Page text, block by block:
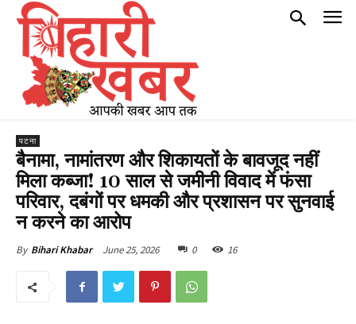
पटना
बैनामा, नामांतरण और शिकायतों के बावजूद नहीं
मिला कब्जा! 10 साल से जमीनी विवाद में फंसा
परिवार, दबंगों पर धमकी और प्रशासन पर सुनवाई
न करने का आरोप
By Bihari Khabar June 25, 2026 0 16